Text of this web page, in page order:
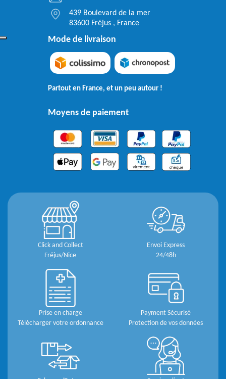
439 Boulevard de la mer
83600 Fréjus , France
Mode de livraison
Partout en France, et un peu autour !
Moyens de paiement
Click and Collect
Fréjus/Nice
Envoi Express
24/48h
Prise en charge
Télécharger votre ordonnance
Payment Sécurisé
Protection de vos données